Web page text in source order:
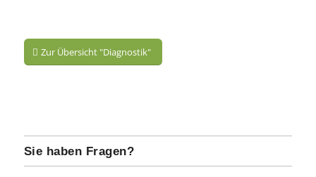
Zur Übersicht "Diagnostik"
Sie haben Fragen?